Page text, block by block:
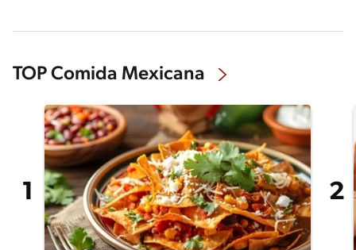
TOP Comida Mexicana